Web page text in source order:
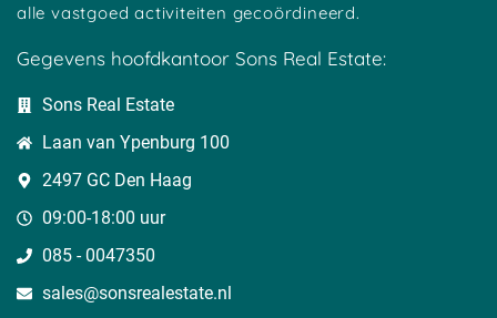
alle vastgoed activiteiten gecoördineerd.
Gegevens hoofdkantoor Sons Real Estate:
Sons Real Estate
Laan van Ypenburg 100
2497 GC Den Haag
09:00-18:00 uur
085 - 0047350
sales@sonsrealestate.nl​